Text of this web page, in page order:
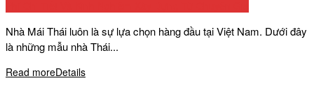
Nhà Mái Thái luôn là sự lựa chọn hàng đầu tại Việt Nam. Dưới đây
là những mẫu nhà Thái...
Read moreDetails